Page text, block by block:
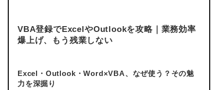
VBA登録でExcelやOutlookを攻略｜業務効率
爆上げ、もう残業しない
Excel・Outlook・Word×VBA、なぜ使う？その魅
力を深掘り